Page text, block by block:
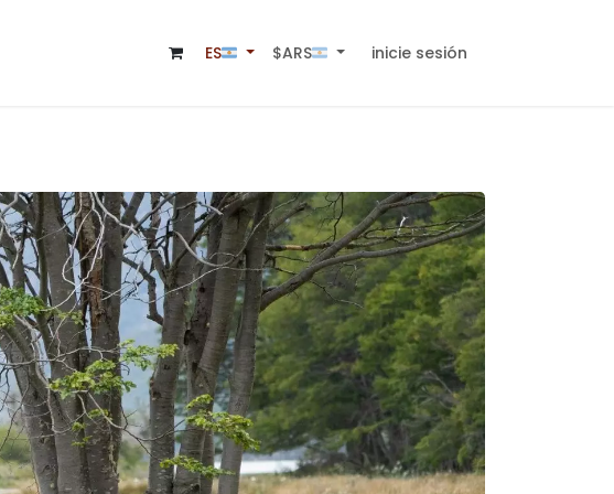
ES🇦🇷 $ARS🇦🇷 inicie sesión